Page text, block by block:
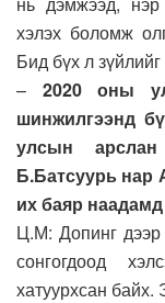
хэлэх боломж
Бид бүх л
– 2020 оны
шинжилгээнд
улсын
Б.Батсуурь нар
их баяр
Ц.М: Допинг дээр
сонгогдоод
хатуурхсан байх.